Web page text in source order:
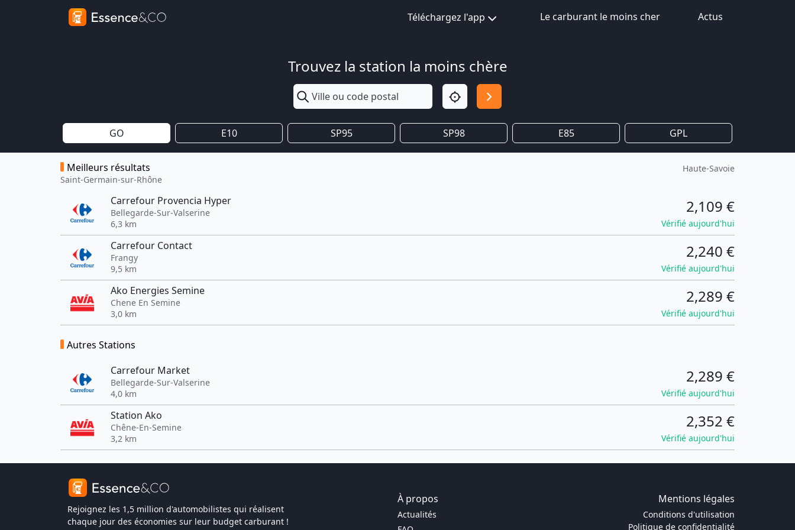
Téléchargez l'app Le carburant le moins cher Actus
Trouvez la station la moins chère
GO E10 SP95 SP98 E85 GPL
Meilleurs résultats
Saint-Germain-sur-Rhône
Haute-Savoie
Carrefour Provencia Hyper
Bellegarde-Sur-Valserine
6,3 km
2,109 €
Vérifié aujourd'hui
Carrefour Contact
Frangy
9,5 km
2,240 €
Vérifié aujourd'hui
Ako Energies Semine
Chene En Semine
3,0 km
2,289 €
Vérifié aujourd'hui
Autres Stations
Carrefour Market
Bellegarde-Sur-Valserine
4,0 km
2,289 €
Vérifié aujourd'hui
Station Ako
Chêne-En-Semine
3,2 km
2,352 €
Vérifié aujourd'hui
Rejoignez les 1,5 million d'automobilistes qui réalisent
chaque jour des économies sur leur budget carburant !
À propos Mentions légales
Actualités
Conditions d'utilisation
Politique de confidentialité